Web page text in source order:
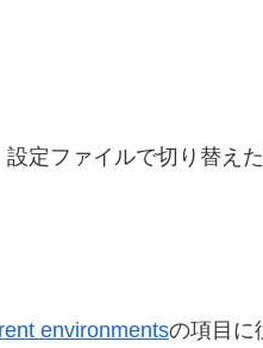
定ファイルで切り替え
environmentsの項目に